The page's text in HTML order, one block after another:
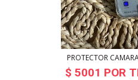
PROTECTOR